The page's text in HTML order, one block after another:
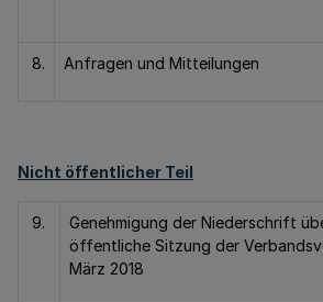
8. Anfragen und Mitteilungen
Nicht öffentlicher Teil
9.
Genehmigung der Niederschrift
öffentliche Sitzung der
März 2018